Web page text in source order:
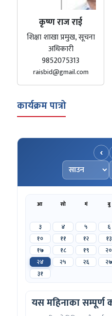
कृष्ण राज राई
शिक्षा शाखा प्रमुख, सूचना
अधिकारी
9852075313
raisbid@gmail.com
कार्यक्रम पात्रो
‹
आ सो मं बु
३
४ ५ ६
१०
११ १२ १३
१७
१८ १९ २०
२४
२५ २६ २७
३१
यस महिनाका सम्पूर्ण